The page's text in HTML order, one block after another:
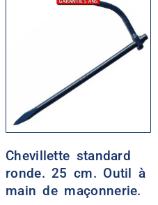
Chevillette standard
ronde. 25 cm. Outil à
main de maçonnerie.